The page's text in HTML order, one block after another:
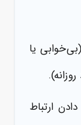
یا
ارتباط